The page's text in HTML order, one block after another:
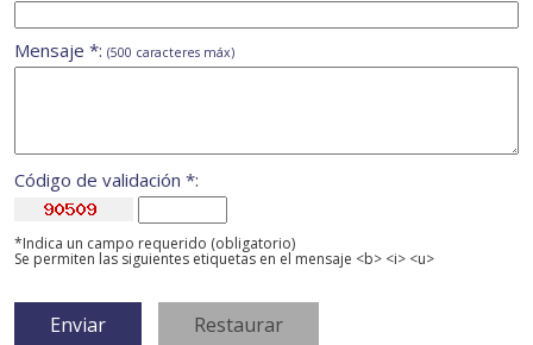
Mensaje *: (500 caracteres máx)
Código de validación *:
*Indica un campo requerido (obligatorio)
Se permiten las siguientes etiquetas en el mensaje <b> <i> <u>